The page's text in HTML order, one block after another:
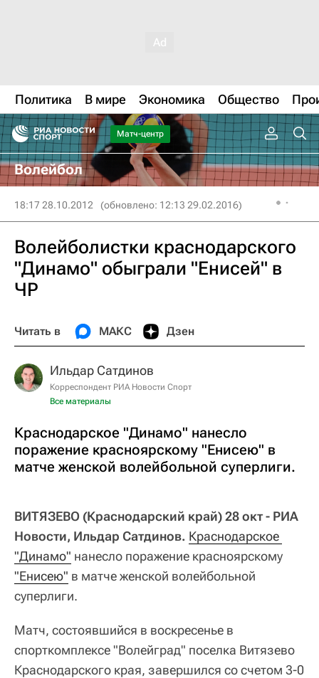
Политика В мире Экономика Общество
Матч-центр
Волейбол
18:17 28.10.2012 (обновлено: 12:13 29.02.2016)
Волейболистки краснодарского
"Динамо" обыграли "Енисей" в
ЧР
Читать в МАКС Дзен
Ильдар Сатдинов
Корреспондент РИА Новости Спорт
Все материалы
Краснодарское "Динамо" нанесло
поражение красноярскому "Енисею" в
матче женской волейбольной суперлиги.
ВИТЯЗЕВО (Краснодарский край) 28 окт - РИА
Новости, Ильдар Сатдинов. Краснодарское
"Динамо" нанесло поражение красноярскому
"Енисею" в матче женской волейбольной
суперлиги.
Матч, состоявшийся в воскресенье в
спорткомплексе "Волейград" поселка Витязево
Краснодарского края, завершился со счетом 3-0